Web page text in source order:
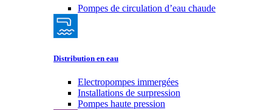
Pompes de circulation d’eau chaude
Distribution en eau
Electropompes immergées
Installations de surpression
Pompes haute pression